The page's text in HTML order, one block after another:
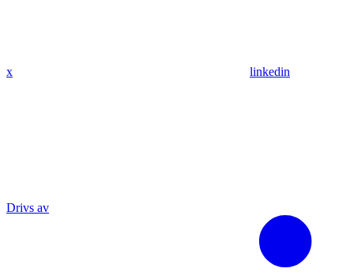
x linkedin
Drivs av